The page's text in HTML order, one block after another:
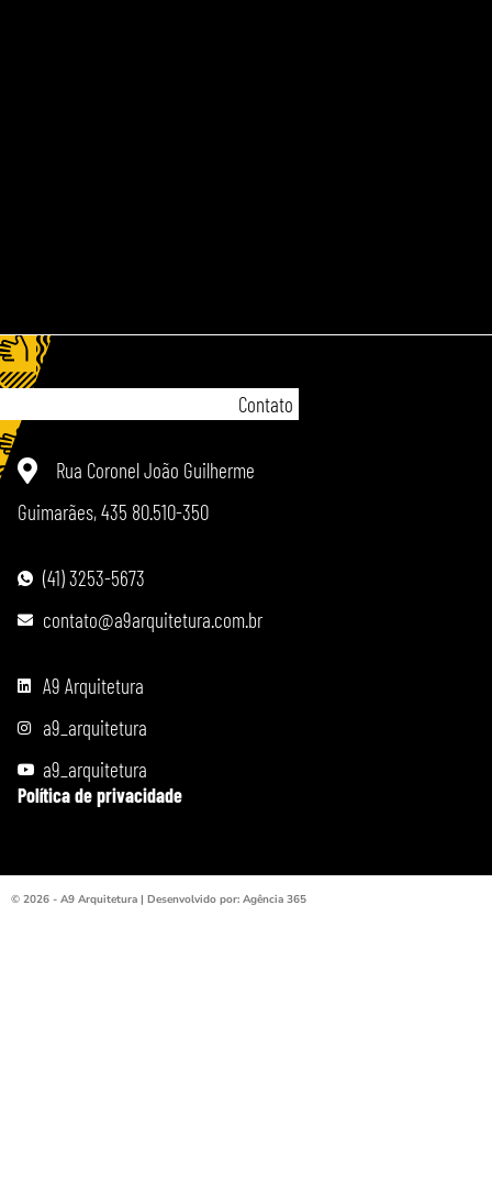
Contato
Rua Coronel João Guilherme
Guimarães, 435 80.510-350
(41) 3253-5673
contato@a9arquitetura.com.br
A9 Arquitetura
a9_arquitetura
a9_arquitetura
Política de privacidade
© 2026 - A9 Arquitetura | Desenvolvido por: Agência 365